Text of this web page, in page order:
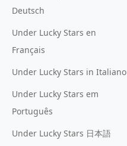
Deutsch
Under Lucky Stars en
Français
Under Lucky Stars in Italiano
Under Lucky Stars em
Português
Under Lucky Stars 日本語